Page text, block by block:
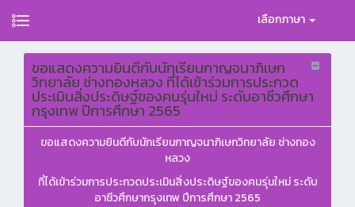
เลือกภาษา
ขอแสดงความยินดีกับนักเรียนกาญจนาภิเษก
วิทยาลัย ช่างทองหลวง ที่ได้เข้าร่วมการประกวด
ประเมินสิ่งประดิษฐ์ของคนรุ่นใหม่ ระดับอาชีวศึกษา
กรุงเทพ ปีการศึกษา 2565
ขอแสดงความยินดีกับนักเรียนกาญจนาภิเษกวิทยาลัย ช่างทอง
หลวง
ที่ได้เข้าร่วมการประกวดประเมินสิ่งประดิษฐ์ของคนรุ่นใหม่ ระดับ
อาชีวศึกษากรุงเทพ ปีการศึกษา 2565